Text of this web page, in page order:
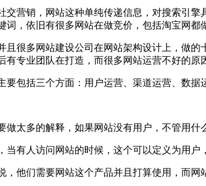
交营销，网站这种单纯传递信息，对搜索引
词，依旧有很多网站在做竞价，包括淘宝网都
多网站建设公司在网站架构设计上，做的
有专业团队在打造，而很多网站运营不好的
括三个方面：用户运营、渠道运营、数据
多的解释，如果网站没有用户，不管用什
人访问网站的时候，这个可以定义为用户
们需要网站这个产品并且打算使用，而网